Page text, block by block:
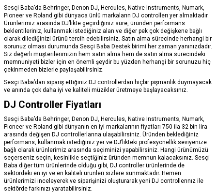
Sesçi Baba’da Behringer, Denon DJ, Hercules, Native Instruments, Numark,
Pioneer ve Roland gibi dünyaca ünlü markaların DJ controllerı yer almaktadır.
Ürünlerimiz arasında DJ’likte geçirdiğiniz süre, üründen performans
beklentileriniz, kullanmak istediğiniz alan ve diğer pek çok değişkene bağlı
olarak dilediğinizi ürünü tercih edebilirsiniz. Satın alma sürecinde herhangi bir
sorunuz olması durumunda Sesçi Baba Destek birimi her zaman yanınızdadır.
Siz değerli müşterilerimizin hem satın alma hem de satın alma sürecindeki
memnuniyeti bizler için en önemli şeydir bu yüzden herhangi bir sorunuzu hiç
çekinmeden bizlerle paylaşabilirsiniz.
Sesçi Baba’dan sipariş ettiğiniz DJ controllerdan hiçbir pişmanlık duymayacak
ve anında çok daha iyi ve kaliteli müzikler üretmeye başlayacaksınız.
DJ Controller Fiyatları
Sesçi Baba’da Behringer, Denon DJ, Hercules, Native Instruments, Numark,
Pioneer ve Roland gibi dünyanın en iyi markalarının fiyatları 750 ila 32 bin lira
arasında değişen DJ controllerlarına ulaşabilirsiniz. Üründen beklediğiniz
performans, kullanmak istediğiniz yer ve DJ’likteki profesyonellik seviyenize
bağlı olarak ürünlerimiz arasında seçiminizi yapabilirsiniz. Hangi ürünümüzü
seçerseniz seçin, kesinlikle seçtiğiniz üründen memnun kalacaksınız. Sesçi
Baba diğer tüm ürünlerinde olduğu gibi, DJ controller ürünlerinde de
sektördeki en iyi ve en kaliteli ürünleri sizlere sunmaktadır. Hemen
ürünlerimizi inceleyerek ve siparişinizi oluşturarak yeni DJ controllerınız ile
sektörde farkınızı yaratabilirsiniz.